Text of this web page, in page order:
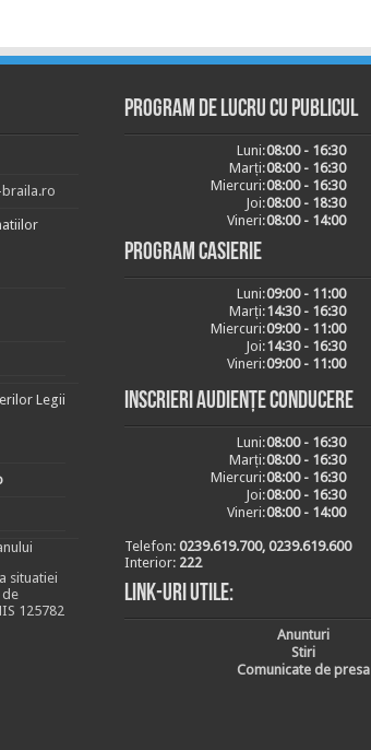
Legii
situatiei
de
125782
Program de lucru cu publicul
Luni:08:00 - 16:30
Marți:08:00 - 16:30
Miercuri:08:00 - 16:30
Joi:08:00 - 18:30
Vineri:08:00 - 14:00
Program casierie
Luni:09:00 - 11:00
Marți:14:30 - 16:30
Miercuri:09:00 - 11:00
Joi:14:30 - 16:30
Vineri:09:00 - 11:00
Inscrieri audiențe conducere
Luni:08:00 - 16:30
Marți:08:00 - 16:30
Miercuri:08:00 - 16:30
Joi:08:00 - 16:30
Vineri:08:00 - 14:00
Telefon: 0239.619.700, 0239.619.600
Interior: 222
Link-uri utile:
Anunturi
Stiri
Comunicate de presa